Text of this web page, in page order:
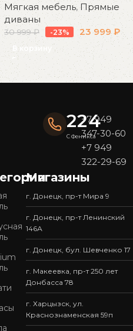
Мягкая мебель,Прямые
диваны
30 999₽ -23% 23 999₽
В корзину
224
С Феникса
+7 949
347-30-60
+7 949
322-29-69
Магазины
г. Донецк, пр-т Мира 9
г. Донецк, пр-т Ленинский
146А
г. Донецк, бул. Шевченко 17
г. Макеевка, пр-т 250 лет
Донбасса 78
г. Харцызск, ул.
Краснознаменская 59п